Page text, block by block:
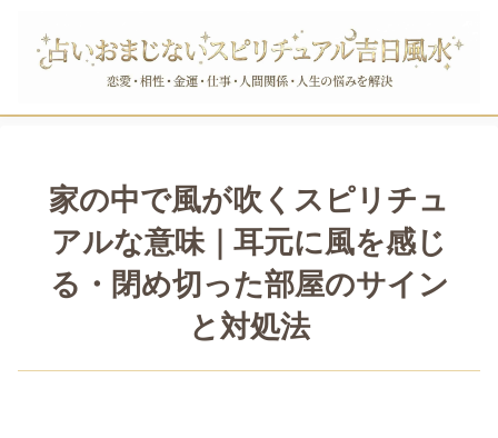
家の中で風が吹くスピリチュ
アルな意味｜耳元に風を感じ
る・閉め切った部屋のサイン
と対処法